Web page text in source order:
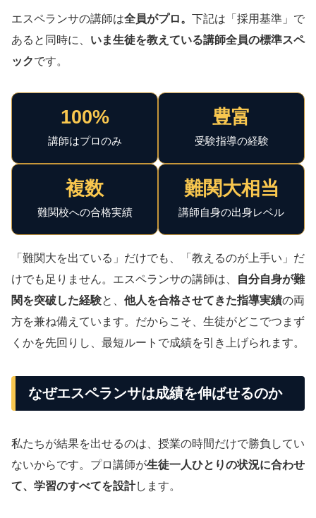
エスペランサの講師は全員がプロ。 下記は「採用基準」で
あると同時に、 いま生徒を教えている講師全員の標準スペ
ックです。
100%
講師はプロのみ
豊富
受験指導の経験
複数
難関校への合格実績
難関大相当
講師自身の出身レベル
「難関大を出ている」だけでも、「教えるのが上手い」だ
けでも足りません。エスペランサの講師は、
自分自身が難
関を突破した経験と、 他人を合格させてきた指導実績の両
方を兼ね備えています。だからこそ、生徒がどこでつまず
くかを先回りし、最短ルートで成績を引き上げられます。
なぜエスペランサは成績を伸ばせるのか
私たちが結果を出せるのは、授業の時間だけで勝負してい
ないからです。プロ講師が生徒一人ひとりの状況に合わせ
て、学習のすべてを設計します。